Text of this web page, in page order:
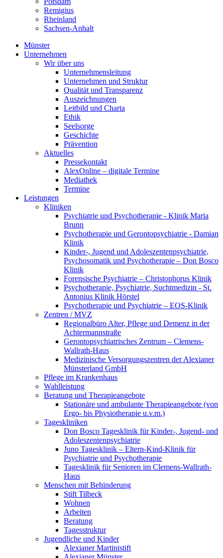
Remigius
Rheinland
Sachsen-Anhalt
Münster
Unternehmen
Wir über uns
Unternehmensleitung
Unternehmen und Struktur
Qualität und Transparenz
Auszeichnungen
Leitbild und Charta
Ethik
Seelsorge
Geschichte
Prävention
Aktuelles
Pressekontakt
AlexOnline – digitale Termine
Mediathek
Termine
Leistungen
Kliniken
Psychiatrie und Psychotherapie - Klinik Maria
Brunn
Psychotherapie und Gerontopsychiatrie - Damian
Klinik
Kinder-, Jugend und Adoleszentenpsychiatrie,
Psychosomatik und Psychotherapie – Don Bosco
Klinik
Forensische Psychiatrie – Christophorus Klinik
Psychotherapie, Psychiatrie, Suchtmedizin - St.
Antonius Klinik Hörstel
Psychotherapie und Psychiatrie – EOS-Klinik
Zentren / MVZ
Regionalbüro Alter, Pflege und Demenz in der
Achtermannstraße
Gerontopsychiatrisches Zentrum – Clemens-
Wallrath-Haus
Medizinische Versorgungszentren der Alexianer
Münsterland GmbH
Pflege im Krankenhaus
Wahlleistung
Beratung und Therapieangebote
Stationäre und ambulante Therapieangebote (von
Ergo- bis Physiotherapie u.v.m.)
Tageskliniken
Don Bosco Tagesklinik für Kinder-, Jugend- und
Adoleszentenpsychiatrie
Juno Tagesklinik – Eltern-Kind-Klinik für
Psychiatrie und Psychotherapie
Tagesklinik für Senioren im Clemens-Wallrath-
Haus
Menschen mit Behinderung
Stift Tilbeck
Wohnen
Arbeiten
Beratung
Tagesstruktur
Jugendliche und Kinder
Alexianer Martinistift